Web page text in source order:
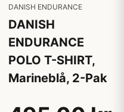
DANISH ENDURANCE
DANISH
ENDURANCE
POLO T-SHIRT,
Marineblå, 2-Pak